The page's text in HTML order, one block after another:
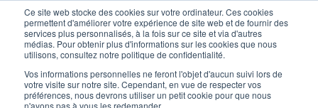
Ce site web stocke des cookies sur votre ordinateur. Ces cookies
permettent d'améliorer votre expérience de site web et de fournir des
services plus personnalisés, à la fois sur ce site et via d'autres
médias. Pour obtenir plus d'informations sur les cookies que nous
utilisons, consultez notre politique de confidentialité.
Vos informations personnelles ne feront l'objet d'aucun suivi lors de
votre visite sur notre site. Cependant, en vue de respecter vos
préférences, nous devrons utiliser un petit cookie pour que nous
n'ayons pas à vous les redemander.